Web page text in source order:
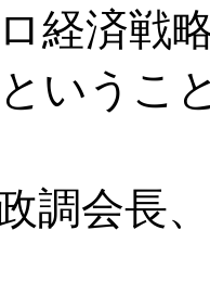
経済戦
いうこ
調会長